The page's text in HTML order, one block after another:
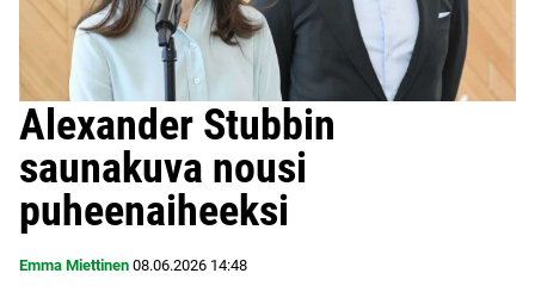
Alexander Stubbin
saunakuva nousi
puheenaiheeksi
Emma Miettinen 08.06.2026 14:48